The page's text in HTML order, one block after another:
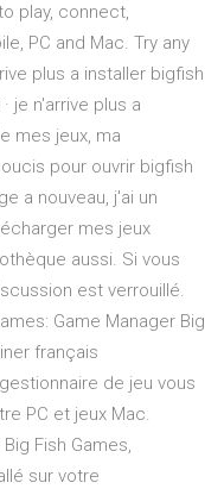
play, connect,
PC and Mac. Try any
plus a installer bigfish
je n'arrive plus a
mes jeux, ma
pour ouvrir bigfish
a nouveau, j'ai un
mes jeux
aussi. Si vous
est verrouillé.
Game Manager Big
français
de jeu vous
PC et jeux Mac.
Fish Games,
sur votre